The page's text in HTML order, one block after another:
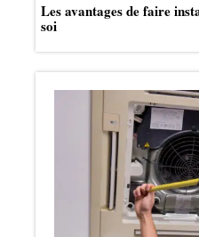
Les avantages de faire
soi